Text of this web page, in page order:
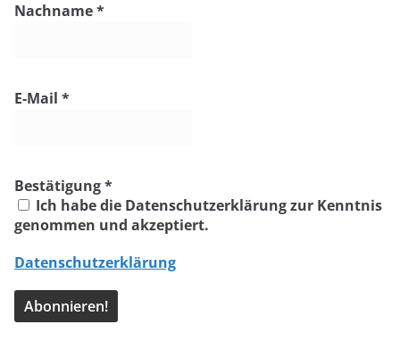
Nachname*
E-Mail *
Bestätigung*
Ich habe die Datenschutzerklärung zur Kenntnis
genommen und akzeptiert.
Datenschutzerklärung